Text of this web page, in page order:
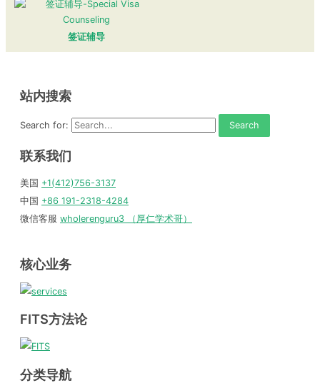
签证辅导
站内搜索
Search for:
联系我们
美国 +1(412)756-3137
中国 +86 191-2318-4284
微信客服 wholerenguru3 （厚仁学术哥）
核心业务
FITS方法论
分类导航